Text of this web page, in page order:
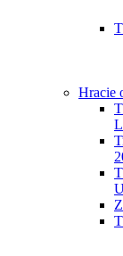
Hracie